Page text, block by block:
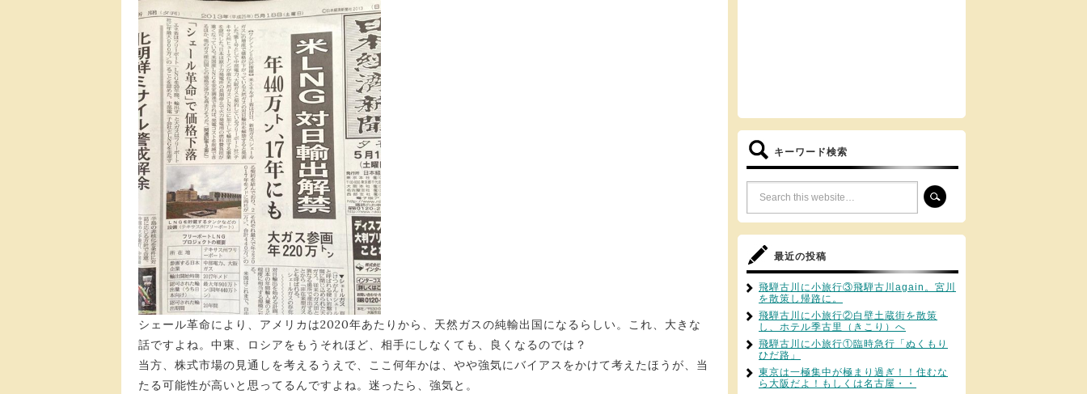
シェール革命により、アメリカは2020年あたりから、天然ガスの純輸出国になるらしい。これ、大きな
話ですよね。中東、ロシアをもうそれほど、相手にしなくても、良くなるのでは？
当方、株式市場の見通しを考えるうえで、ここ何年かは、やや強気にバイアスをかけて考えたほうが、当
たる可能性が高いと思ってるんですよね。迷ったら、強気と。
キーワード検索
最近の投稿
飛騨古川に小旅行③飛騨古川again。宮川
を散策し帰路に。
飛騨古川に小旅行②白壁土蔵街を散策
し、ホテル季古里（きこり）へ
飛騨古川に小旅行①臨時急行「ぬくもり
ひだ路」
東京は一極集中が極まり過ぎ！！住むな
ら大阪だよ！もしくは名古屋・・